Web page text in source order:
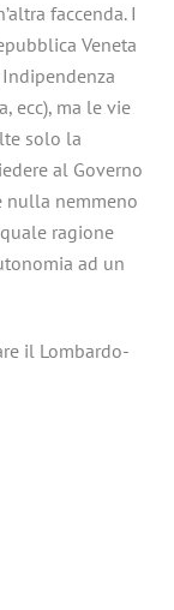
faccenda. I
Veneta
ecc), ma le vie
solo la
al Governo
nemmeno
ragione
ad un
il Lombardo-